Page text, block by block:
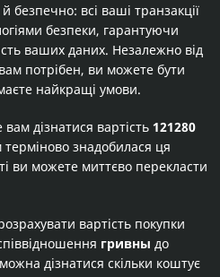
безпечно: всі ваші транзакції
безпеки, гарантуючи
ваших даних. Незалежно від
потрібен, ви можете бути
найкращі умови.
дізнатися вартість 121280
знадобилася ця
ви можете миттєво перекласти
вартість покупки
гривны до
дізнатися скільки коштує